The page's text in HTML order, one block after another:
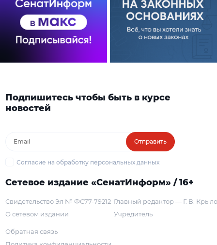
Подпишитесь чтобы быть в курсе
новостей
Отправить
Согласие на обработку персональных данных
Сетевое издание «СенатИнформ» / 16+
Свидетельство Эл № ФС77-79212
О сетевом издании
Главный редактор — Г. В.
Учредитель
Обратная связь